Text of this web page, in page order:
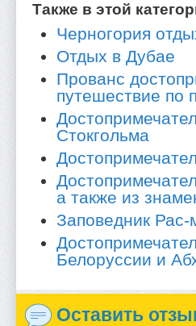
Также в этой
Черногория
Отдых в Дубае
Прованс
путешествие по
Стокгольма
а также из
Заповедник
Белоруссии и
Оставить